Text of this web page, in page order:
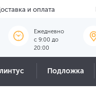
и оплата
Ежедневно
c 9:00 до
20:00
Подложка